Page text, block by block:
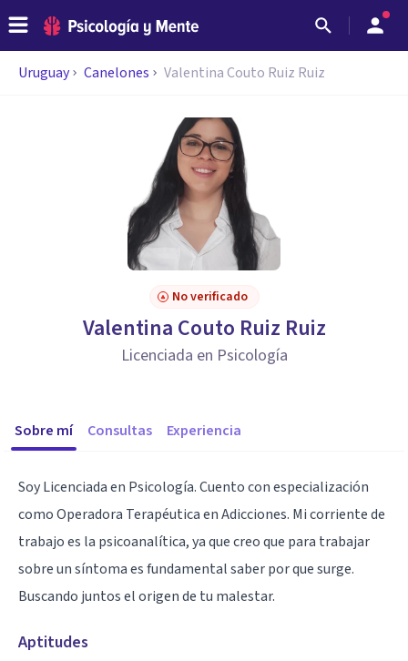
Uruguay Canelones Valentina Couto Ruiz Ruiz
No verificado
Valentina Couto Ruiz Ruiz
Licenciada en Psicología
Sobre mí Consultas Experiencia
Soy Licenciada en Psicología. Cuento con especialización
como Operadora Terapéutica en Adicciones. Mi corriente de
trabajo es la psicoanalítica, ya que creo que para trabajar
sobre un síntoma es fundamental saber por que surge.
Buscando juntos el origen de tu malestar.
Aptitudes